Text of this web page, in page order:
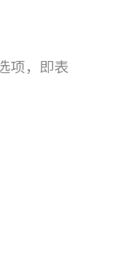
项，即表